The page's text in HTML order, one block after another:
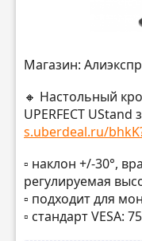
Магазин:
🔸 Настольный
UPERFECT UStand
s.uberdeal.ru/
▫️ наклон +/-30°,
регулируемая
▫️ подходит для
▫️ стандарт VESA: